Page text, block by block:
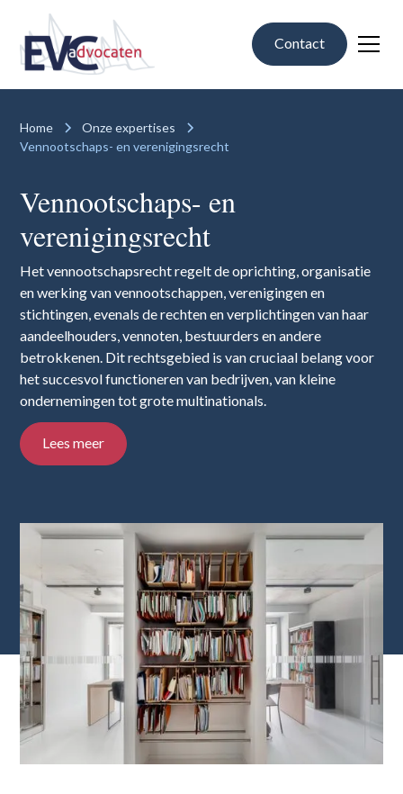
Contact
Home
Onze expertises
Vennootschaps- en verenigingsrecht
Vennoot­schaps- en
verenigings­recht
Het vennootschapsrecht regelt de oprichting, organisatie
en werking van vennootschappen, verenigingen en
stichtingen, evenals de rechten en verplichtingen van haar
aandeelhouders, vennoten, bestuurders en andere
betrokkenen. Dit rechtsgebied is van cruciaal belang voor
het succesvol functioneren van bedrijven, van kleine
ondernemingen tot grote multinationals.
Lees meer